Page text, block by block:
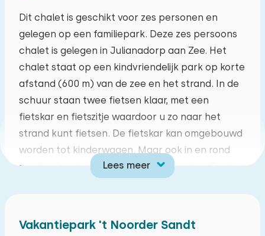
Dit chalet is geschikt voor zes personen en
gelegen op een familiepark. Deze zes persoons
chalet is gelegen in Julianadorp aan Zee. Het
chalet staat op een kindvriendelijk park op korte
afstand (600 m) van de zee en het strand. In de
schuur staan twee fietsen klaar, met een
fietskar en fietszitje waardoor u zo naar het
strand kunt fietsen. De fietskar kan omgebouwd
worden tot kinderwagen. Maar ook in en rond
om de chalet valt er genoeg te genieten. Even
Lees meer
ma di wo do vr za
27 28 29 30 31 01 02
03 04 05 06 07 08 09
10 11 12 13 14 15
17 18 19 20 21 22 23
Vakantiepark 't Noorder Sandt